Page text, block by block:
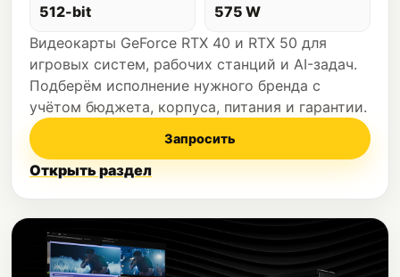
512-bit
575 W
Видеокарты GeForce RTX 40 и RTX 50 для
игровых систем, рабочих станций и AI-задач.
Подберём исполнение нужного бренда с
учётом бюджета, корпуса, питания и гарантии.
Запросить
Открыть раздел